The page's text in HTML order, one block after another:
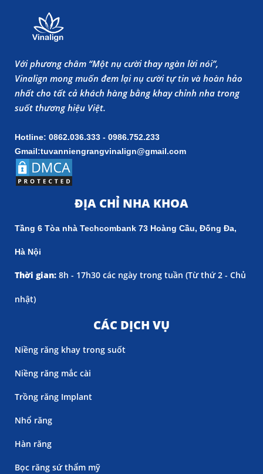
Với phương châm “Một nụ cười thay ngàn lời nói”,
Vinalign mong muốn đem lại nụ cười tự tin và hoàn hảo
nhất cho tất cả khách hàng bằng khay chỉnh nha trong
suốt thương hiệu Việt.
Hotline: 0862.036.333 - 0986.752.233
Gmail:tuvanniengrangvinalign@gmail.com
ĐỊA CHỈ NHA KHOA
Tầng 6 Tòa nhà Techcombank 73 Hoàng Cầu, Đống Đa,
Hà Nội
Thời gian: 8h - 17h30 các ngày trong tuần (Từ thứ 2 - Chủ
nhật)
CÁC DỊCH VỤ
Niềng răng khay trong suốt
Niềng răng mắc cài
Trồng răng Implant
Nhổ răng
Hàn răng
Bọc răng sứ thẩm mỹ